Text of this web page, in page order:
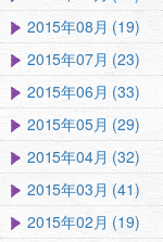
2015年08月 (19)
2015年07月 (23)
2015年06月 (33)
2015年05月 (29)
2015年04月 (32)
2015年03月 (41)
2015年02月 (19)